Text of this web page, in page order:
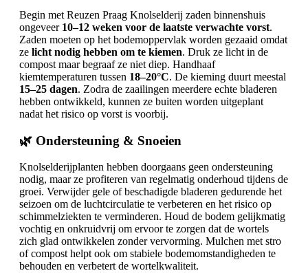
Begin met Reuzen Praag Knolselderij zaden binnenshuis
ongeveer 10–12 weken voor de laatste verwachte vorst.
Zaden moeten op het bodemoppervlak worden gezaaid omdat
ze licht nodig hebben om te kiemen. Druk ze licht in de
compost maar begraaf ze niet diep. Handhaaf
kiemtemperaturen tussen 18–20°C. De kieming duurt meestal
15–25 dagen. Zodra de zaailingen meerdere echte bladeren
hebben ontwikkeld, kunnen ze buiten worden uitgeplant
nadat het risico op vorst is voorbij.
🌿 Ondersteuning & Snoeien
Knolselderijplanten hebben doorgaans geen ondersteuning
nodig, maar ze profiteren van regelmatig onderhoud tijdens de
groei. Verwijder gele of beschadigde bladeren gedurende het
seizoen om de luchtcirculatie te verbeteren en het risico op
schimmelziekten te verminderen. Houd de bodem gelijkmatig
vochtig en onkruidvrij om ervoor te zorgen dat de wortels
zich glad ontwikkelen zonder vervorming. Mulchen met stro
of compost helpt ook om stabiele bodemomstandigheden te
behouden en verbetert de wortelkwaliteit.